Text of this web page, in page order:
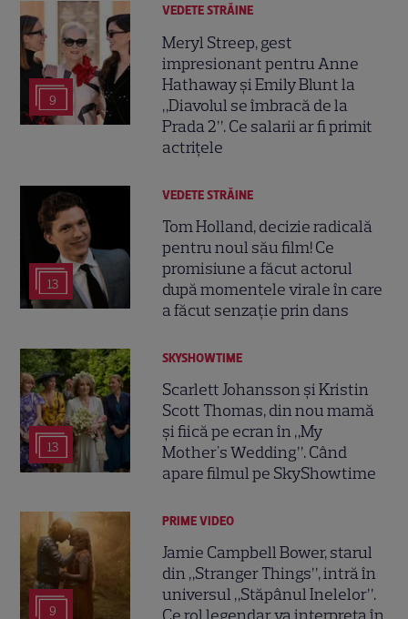
9
VEDETE STRĂINE
Meryl Streep, gest
impresionant pentru Anne
Hathaway și Emily Blunt la
„Diavolul se îmbracă de la
Prada 2”. Ce salarii ar fi primit
actrițele
13
VEDETE STRĂINE
Tom Holland, decizie radicală
pentru noul său film! Ce
promisiune a făcut actorul
după momentele virale în care
a făcut senzație prin dans
13
SKYSHOWTIME
Scarlett Johansson și Kristin
Scott Thomas, din nou mamă
și fiică pe ecran în „My
Mother's Wedding”. Când
apare filmul pe SkyShowtime
9
PRIME VIDEO
Jamie Campbell Bower, starul
din „Stranger Things”, intră în
universul „Stăpânul Inelelor”.